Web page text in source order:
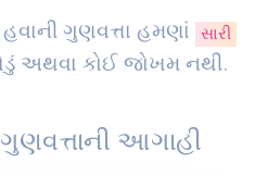
ગુણવત્તા હમણાં સારી
અથવા કોઈ જોખમ નથી.
આગાહી